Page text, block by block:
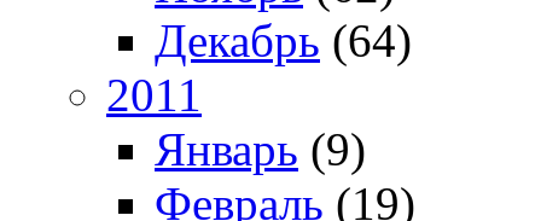
Декабрь (64)
2011
Январь (9)
Февраль (19)